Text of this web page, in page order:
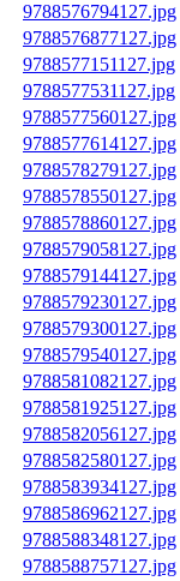
9788576794127.jpg
9788576877127.jpg
9788577151127.jpg
9788577531127.jpg
9788577560127.jpg
9788577614127.jpg
9788578279127.jpg
9788578550127.jpg
9788578860127.jpg
9788579058127.jpg
9788579144127.jpg
9788579230127.jpg
9788579300127.jpg
9788579540127.jpg
9788581082127.jpg
9788581925127.jpg
9788582056127.jpg
9788582580127.jpg
9788583934127.jpg
9788586962127.jpg
9788588348127.jpg
9788588757127.jpg